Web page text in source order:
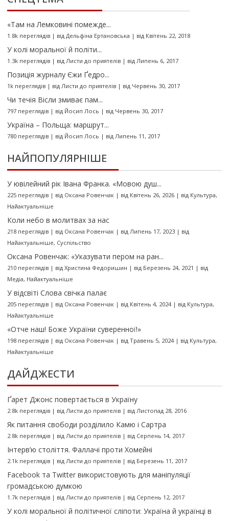
«Там на Лемковині помежде...
1.8k переглядів| від Дельфіна Ертановська | від Квітень 22, 2018
У колі моральної й політи...
1.3k переглядів| від Листи до приятелів| від Липень 6, 2017
Позиція журналу Єжи Ґедро...
1k переглядів| від Листи до приятелів| від Червень 30, 2017
Чи течія Вісли змиває пам...
797 переглядів| від Йосип Лось | від Червень 30, 2017
Україна – Польща: маршрут...
780 переглядів| від Йосип Лось | від Липень 11, 2017
НАЙПОПУЛЯРНІШЕ
У ювілейний рік Івана Франка. «Мовою душ...
225 переглядів| від Оксана Ровенчак| від Квітень 26, 2026| від Культура,
Найактуальніше
Коли небо в молитвах за нас
218 переглядів| від Оксана Ровенчак| від Липень 17, 2023| від
Найактуальніше, Суспільство
Оксана Ровенчак: «Указувати пером на ран...
210 переглядів| від Христина Федоришин | від Березень 24, 2021 | від
Медіа, Найактуальніше
У відсвіті Слова свічка палає
205 переглядів| від Оксана Ровенчак| від Квітень 4, 2024| від Культура,
Найактуальніше
«Отче наш! Боже України суверенної!»
198 переглядів| від Оксана Ровенчак| від Травень 5, 2024| від Культура,
Найактуальніше
ДАЙДЖЕСТИ
Ґарет Джонс повертається в Україну
2.8k переглядів| від Листи до приятелів| від Листопад 28, 2016
Як питання свободи розділило Камю і Сартра
2.8k переглядів| від Листи до приятелів| від Серпень 14, 2017
Інтерв’ю століття. Фаллачі проти Хомейні
2.1k переглядів| від Листи до приятелів| від Березень 11, 2017
Facebook та Twitter використовують для маніпуляції
громадською думкою
1.7k переглядів| від Листи до приятелів| від Серпень 12, 2017
У колі моральної й політичної сліпоти: Україна й українці в